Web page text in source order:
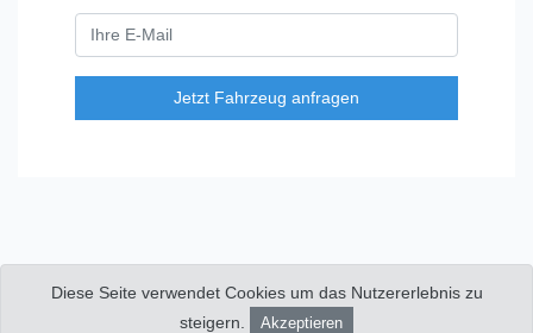
Jetzt Fahrzeug anfragen
© 2026 Copyright:Viktor Bargen Nutzfahrzeuge|Impressum
Datenschutzerklärung|Kontakt
Diese Seite verwendet Cookies um das Nutzererlebnis zu
steigern.
Akzeptieren